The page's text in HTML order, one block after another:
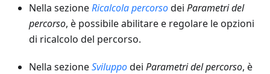
Nella sezioneRicalcola percorsodei Parametri del
percorso, è possibile abilitare e regolare le opzioni
di ricalcolo del percorso.
Nella sezioneSviluppodei Parametri del percorso, è